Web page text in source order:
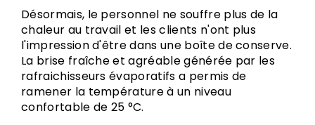
Désormais, le personnel ne souffre plus de la
chaleur au travail et les clients n'ont plus
l'impression d'être dans une boîte de conserve.
La brise fraîche et agréable générée par les
rafraichisseurs évaporatifs a permis de
ramener la température à un niveau
confortable de 25 °C.